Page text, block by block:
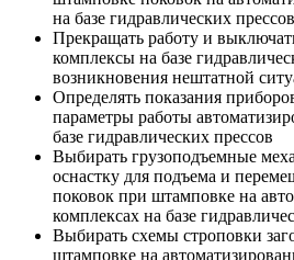
на базе гидравлических прессов
Прекращать работу и
комплексы на базе
возникновения нештатной
Определять показания
параметры работы
базе гидравлических прессов
Выбирать грузоподъемные
оснастку для подъема и
поковок при штамповке на
комплексах на базе
Выбирать схемы строповки
штамповке на